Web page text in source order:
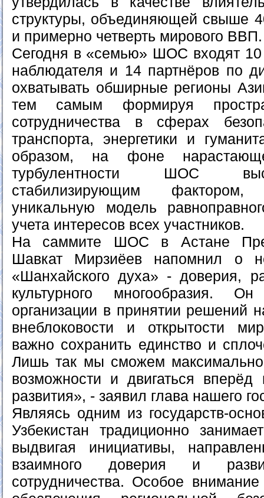
структуры, объединяющей свыше
и примерно четверть мирового ВВП.
Сегодня в «семью» ШОС входят 10
наблюдателя и 14 партнёров по
охватывать обширные регионы
тем самым формируя
сотрудничества в сферах
транспорта, энергетики и
образом, на фоне
турбулентности ШОС
стабилизирующим
уникальную модель
учета интересов всех участников.
На саммите ШОС в Астане
Шавкат Мирзиёев напомнил о
«Шанхайского духа» - доверия,
культурного многообразия.
организации в принятии решений
внеблоковости и открытости
важно сохранить единство и
Лишь так мы сможем максимально
возможности и двигаться вперёд
развития», - заявил глава нашего
Являясь одним из государств-
Узбекистан традиционно
выдвигая инициативы,
взаимного доверия и
сотрудничества. Особое